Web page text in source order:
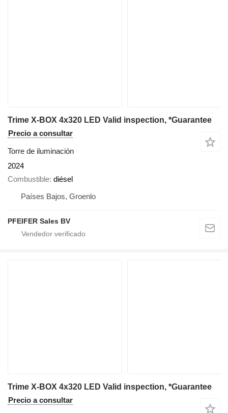
Trime X-BOX 4x320 LED Valid inspection, *Guarantee
Precio a consultar
Torre de iluminación
2024
Combustible diésel
Países Bajos, Groenlo
PFEIFER Sales BV
Trime X-BOX 4x320 LED Valid inspection, *Guarantee
Precio a consultar